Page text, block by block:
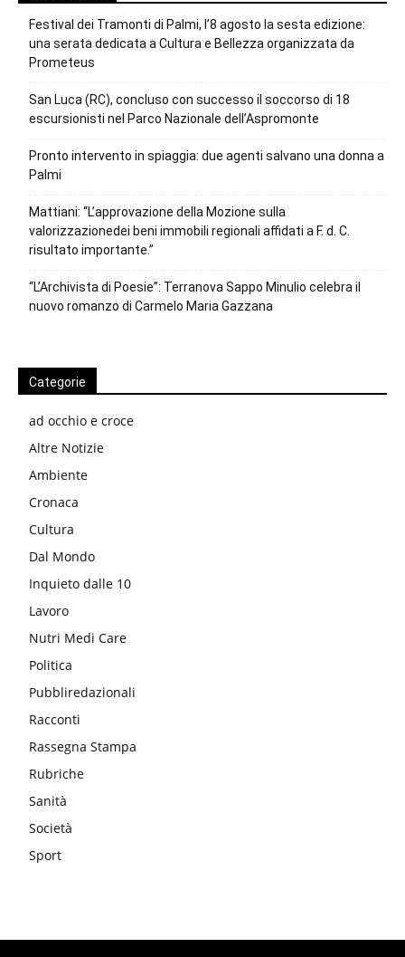
Festival dei Tramonti di Palmi, l’8 agosto la sesta edizione:
una serata dedicata a Cultura e Bellezza organizzata da
Prometeus
San Luca (RC), concluso con successo il soccorso di 18
escursionisti nel Parco Nazionale dell’Aspromonte
Pronto intervento in spiaggia: due agenti salvano una donna a
Palmi
Mattiani: “L’approvazione della Mozione sulla
valorizzazionedei beni immobili regionali affidati a F. d. C.
risultato importante.”
“L’Archivista di Poesie”: Terranova Sappo Minulio celebra il
nuovo romanzo di Carmelo Maria Gazzana
Categorie
ad occhio e croce
Altre Notizie
Ambiente
Cronaca
Cultura
Dal Mondo
Inquieto dalle 10
Lavoro
Nutri Medi Care
Politica
Pubbliredazionali
Racconti
Rassegna Stampa
Rubriche
Sanità
Società
Sport